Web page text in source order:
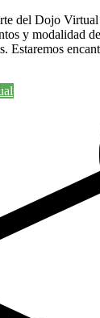
del Dojo
y modalidad
Estaremos